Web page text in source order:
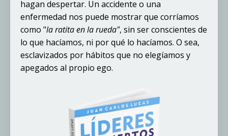
hagan despertar. Un accidente o una
enfermedad nos puede mostrar que corríamos
como "la ratita en la rueda", sin ser conscientes de
lo que hacíamos, ni por qué lo hacíamos. O sea,
esclavizados por hábitos que no elegíamos y
apegados al propio ego.